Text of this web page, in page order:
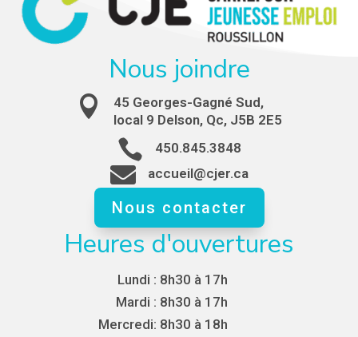
Nous joindre

45 Georges-Gagné Sud,
local 9 Delson, Qc, J5B 2E5
 450.845.3848
 accueil@cjer.ca
Nous contacter
Heures d'ouvertures
Lundi : 8h30 à 17h
Mardi : 8h30 à 17h
Mercredi: 8h30 à 18h